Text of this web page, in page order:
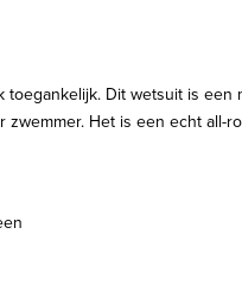
Dit wetsuit is
Het is een echt all-